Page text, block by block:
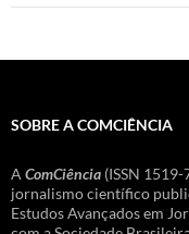
SOBRE A COMCIÊNCIA
A ComCiência (ISSN
jornalismo científico
Estudos Avançados em